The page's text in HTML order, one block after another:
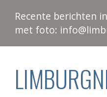
Recente berichten
met foto: